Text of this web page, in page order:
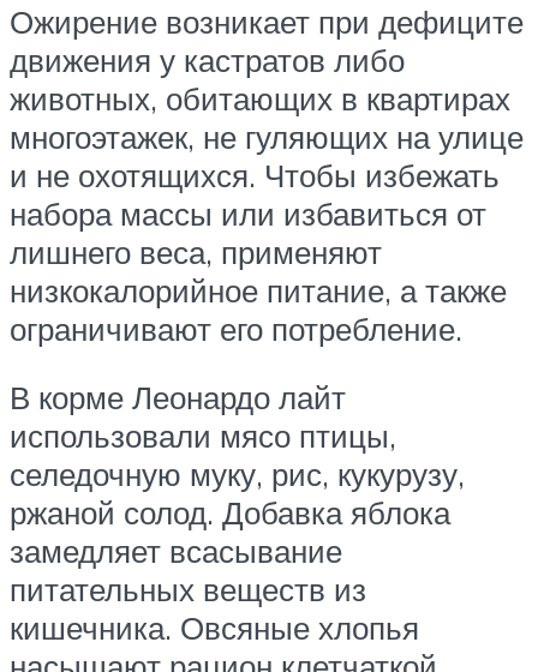
Ожирение возникает при дефиците
движения у кастратов либо
животных, обитающих в квартирах
многоэтажек, не гуляющих на улице
и не охотящихся. Чтобы избежать
набора массы или избавиться от
лишнего веса, применяют
низкокалорийное питание, а также
ограничивают его потребление.
В корме Леонардо лайт
использовали мясо птицы,
селедочную муку, рис, кукурузу,
ржаной солод. Добавка яблока
замедляет всасывание
питательных веществ из
кишечника. Овсяные хлопья